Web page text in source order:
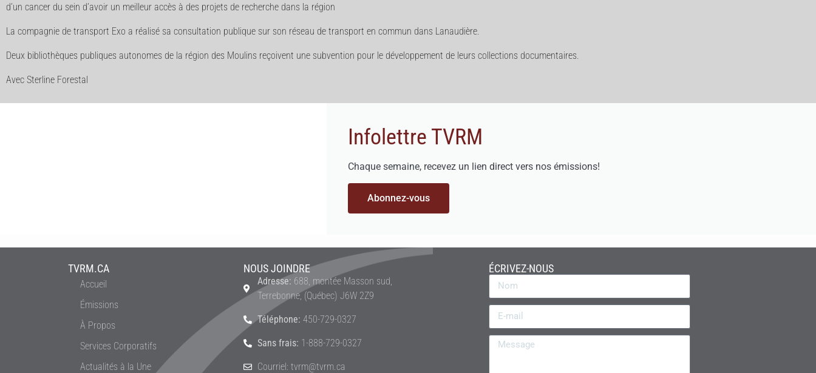
d’un cancer du sein d’avoir un meilleur accès à des projets de recherche dans la région
La compagnie de transport Exo a réalisé sa consultation publique sur son réseau de transport en commun dans Lanaudière.
Deux bibliothèques publiques autonomes de la région des Moulins reçoivent une subvention pour le développement de leurs collections documentaires.
Avec Sterline Forestal
Infolettre TVRM
Chaque semaine, recevez un lien direct vers nos émissions!
Abonnez-vous
TVRM.CA
Accueil
Émissions
À Propos
Services Corporatifs
Actualités à la Une
NOUS JOINDRE
Adresse: 688, montée Masson sud,
Terrebonne, (Québec) J6W 2Z9
Téléphone: 450-729-0327
Sans frais: 1-888-729-0327
Courriel: tvrm@tvrm.ca
ÉCRIVEZ-NOUS